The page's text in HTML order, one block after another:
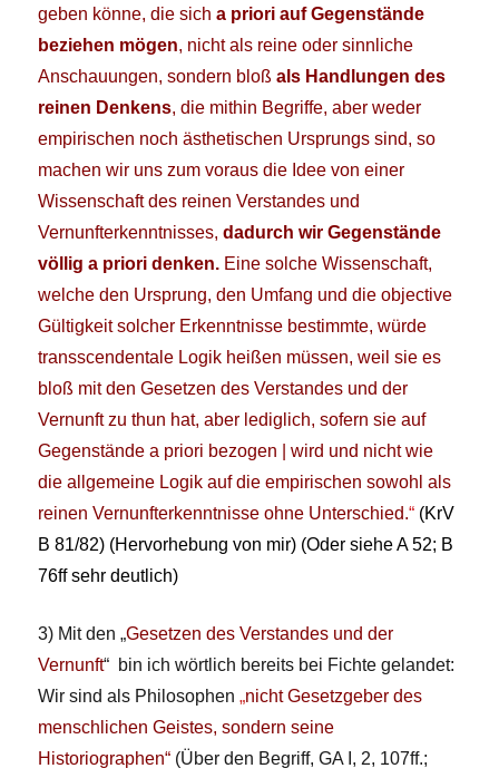
geben könne, die sicha priori auf Gegenstände
beziehen mögen, nicht als reine oder sinnliche
Anschauungen, sondern bloßals Handlungen des
reinen Denkens, die mithin Begriffe, aber weder
empirischen noch ästhetischen Ursprungs sind, so
machen wir uns zum voraus die Idee von einer
Wissenschaft des reinen Verstandes und
Vernunfterkenntnisses,dadurch wir Gegenstände
völlig a priori denken. Eine solche Wissenschaft,
welche den Ursprung, den Umfang und die objective
Gültigkeit solcher Erkenntnisse bestimmte, würde
transscendentale Logik heißen müssen, weil sie es
bloß mit den Gesetzen des Verstandes und der
Vernunft zu thun hat, aber lediglich, sofern sie auf
Gegenstände a priori bezogen | wird und nicht wie
die allgemeine Logik auf die empirischen sowohl als
reinen Vernunfterkenntnisse ohne Unterschied.“ (KrV
B 81/82) (Hervorhebung von mir) (Oder siehe A 52; B
76ff sehr deutlich)
3) Mit den „Gesetzen des Verstandes und der
Vernunft“ bin ich wörtlich bereits bei Fichte gelandet:
Wir sind als Philosophen„nicht Gesetzgeber des
menschlichen Geistes, sondern seine
Historiographen“ (Über den Begriff, GA I, 2, 107ff.;